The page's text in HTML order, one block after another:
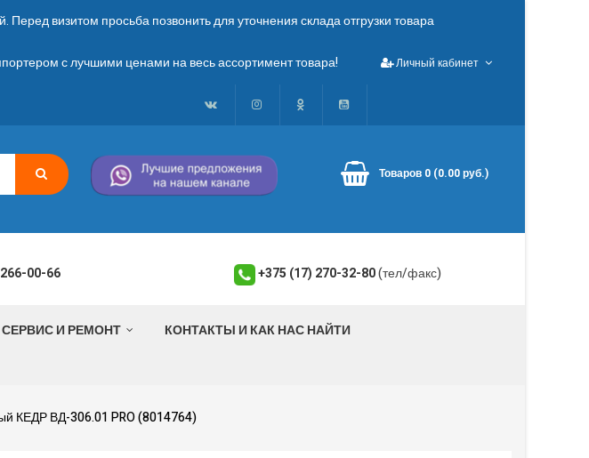
визитом просьба позвонить для уточнения склада отгрузки товара
с лучшими ценами на весь ассортимент товара! Личный кабинет
Товаров 0 (0.00 руб.)
00-66 +375 (17) 270-32-80(тел/факс)
СЕРВИС И РЕМОНТ КОНТАКТЫ И КАК НАС НАЙТИ
КЕДР ВД-306.01 PRO (8014764)